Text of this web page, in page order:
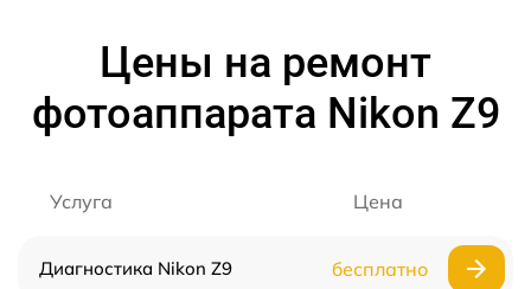
Цены на ремонт
фотоаппарата Nikon Z9
Услуга Цена
Диагностика Nikon Z9 бесплатно